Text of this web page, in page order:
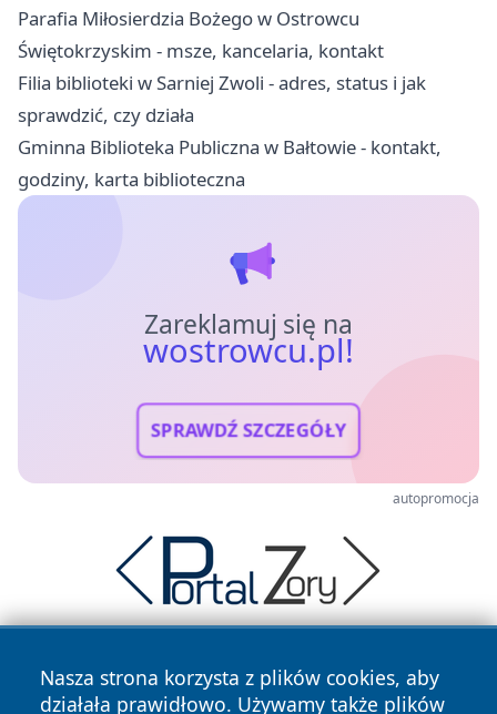
Parafia Miłosierdzia Bożego w Ostrowcu
Świętokrzyskim - msze, kancelaria, kontakt
Filia biblioteki w Sarniej Zwoli - adres, status i jak
sprawdzić, czy działa
Gminna Biblioteka Publiczna w Bałtowie - kontakt,
godziny, karta biblioteczna
Zareklamuj się na
wostrowcu.pl!
SPRAWDŹ SZCZEGÓŁY
autopromocja
Nasza strona korzysta z plików cookies, aby
działała prawidłowo. Używamy także plików